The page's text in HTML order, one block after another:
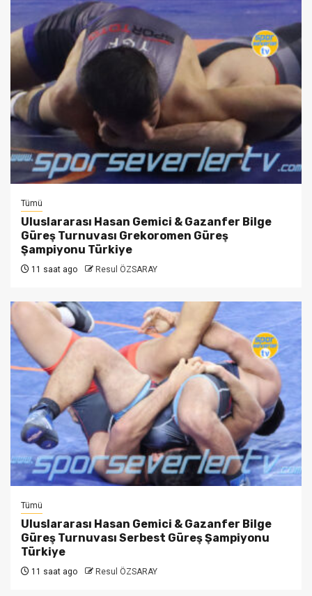
Tümü
Uluslararası Hasan Gemici & Gazanfer Bilge
Güreş Turnuvası Grekoromen Güreş
Şampiyonu Türkiye
11 saat ago Resul ÖZSARAY
Tümü
Uluslararası Hasan Gemici & Gazanfer Bilge
Güreş Turnuvası Serbest Güreş Şampiyonu
Türkiye
11 saat ago Resul ÖZSARAY